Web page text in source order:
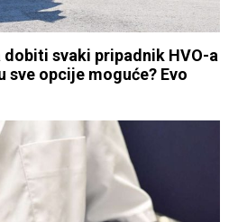
dobiti svaki pripadnik HVO-a
sve opcije moguće? Evo